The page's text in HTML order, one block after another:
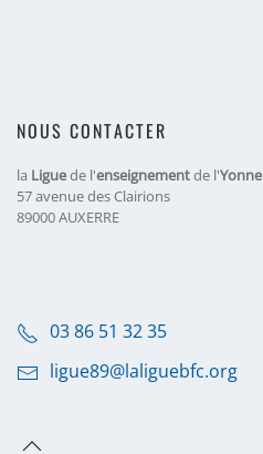
NOUS CONTACTER
la Liguede l'enseignementde l'Yonne
57 avenue des Clairions
89000 AUXERRE
03 86 51 32 35
ligue89@laliguebfc.org